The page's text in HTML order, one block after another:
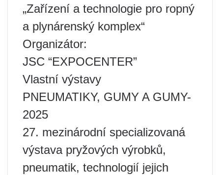
„Zařízení a technologie pro ropný
a plynárenský komplex“
Organizátor:
JSC “EXPOCENTER”
Vlastní výstavy
PNEUMATIKY, GUMY A GUMY-
2025
27. mezinárodní specializovaná
výstava pryžových výrobků,
pneumatik, technologií jejich